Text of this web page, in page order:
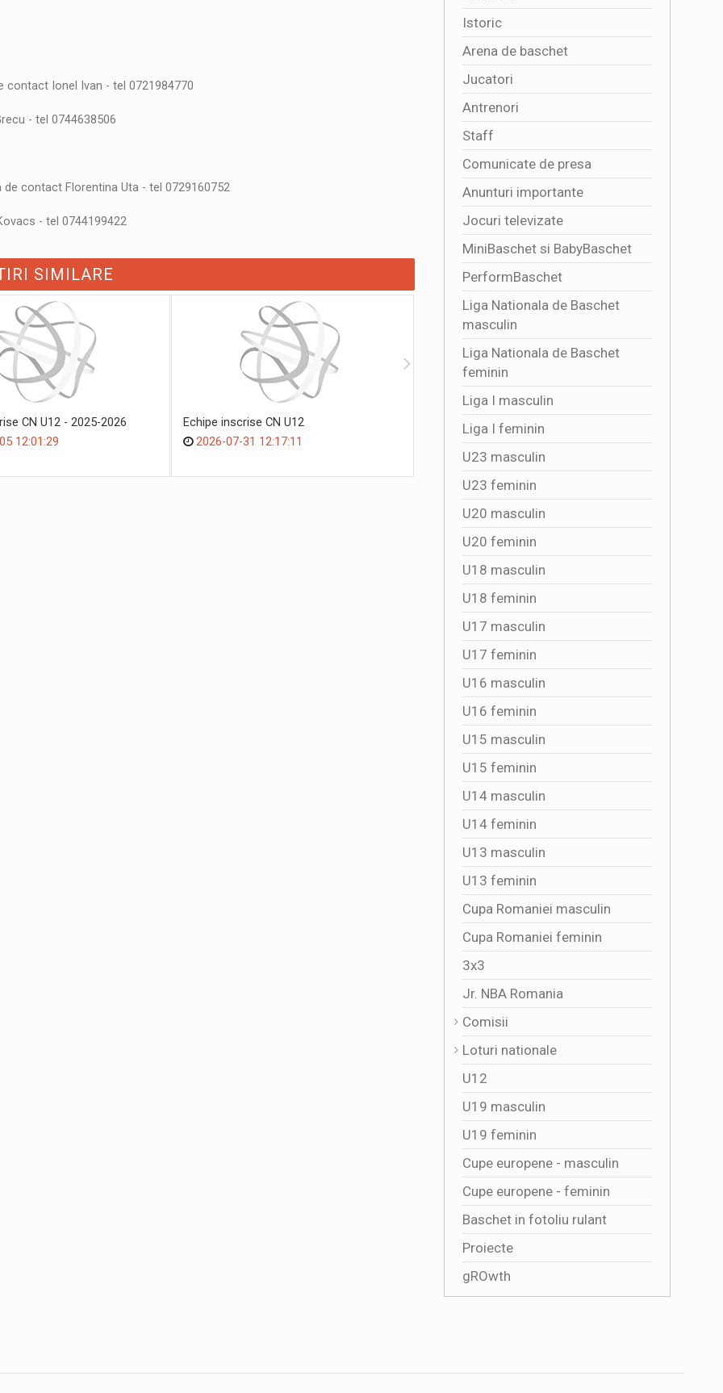
contact Ionel Ivan - tel 0721984770
- tel 0744638506
contact Florentina Uta - tel 0729160752
- tel 0744199422
SIMILARE
CN U12 - 2025-2026
12:01:29
Echipe inscrise CN U12
2026-07-31 12:17:11
Programul jocurilor Sezon Regulat LNBM
BCR 2026-2027
2026-07-24 15:30:40
Istoric
Arena de baschet
Jucatori
Antrenori
Staff
Comunicate de presa
Anunturi importante
Jocuri televizate
MiniBaschet si BabyBaschet
PerformBaschet
Liga Nationala de Baschet
masculin
Liga Nationala de Baschet
feminin
Liga I masculin
Liga I feminin
U23 masculin
U23 feminin
U20 masculin
U20 feminin
U18 masculin
U18 feminin
U17 masculin
U17 feminin
U16 masculin
U16 feminin
U15 masculin
U15 feminin
U14 masculin
U14 feminin
U13 masculin
U13 feminin
Cupa Romaniei masculin
Cupa Romaniei feminin
3x3
Jr. NBA Romania
Comisii
Loturi nationale
U12
U19 masculin
U19 feminin
Cupe europene - masculin
Cupe europene - feminin
Baschet in fotoliu rulant
Proiecte
gROwth